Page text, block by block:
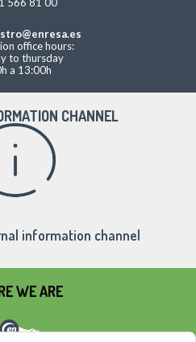
office hours:
to thursday
a 13:00h
CHANNEL
information channel
WE ARE